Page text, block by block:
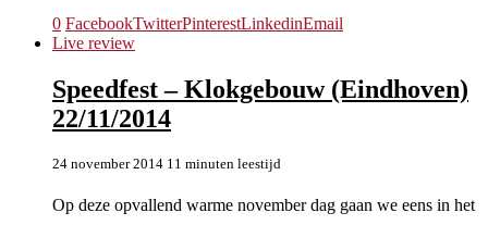
0 FacebookTwitterPinterestLinkedinEmail
Live review
Speedfest – Klokgebouw (Eindhoven)
22/11/2014
24 november 2014 11 minuten leestijd
Op deze opvallend warme november dag gaan we eens in het